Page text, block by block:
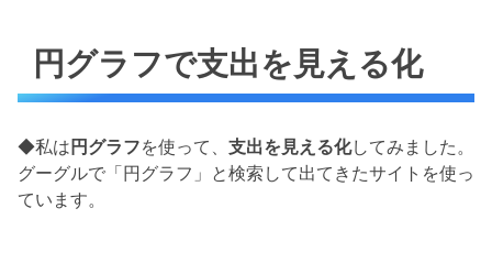
円グラフで支出を見える化
◆私は 円グラフを使って、 支出を見える化してみました。
グーグルで「円グラフ」と検索して出てきたサイトを使っ
ています。